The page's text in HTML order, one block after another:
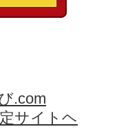
.com
サイトヘ